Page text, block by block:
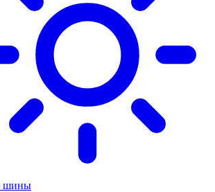
шины